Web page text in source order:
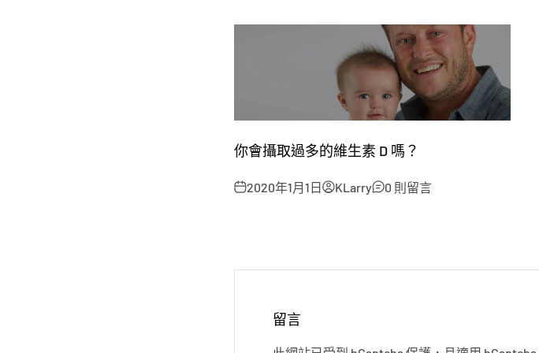
你會攝取過多的維生素 D 嗎？
2020年1月1日 KLarry 0 則留言
留言